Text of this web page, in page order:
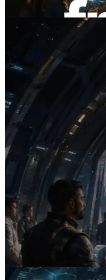
Leer este artículo
2026.07.04
ERPC lanza
x402 — La era
pagan bajo
necesitan
Leer este artículo